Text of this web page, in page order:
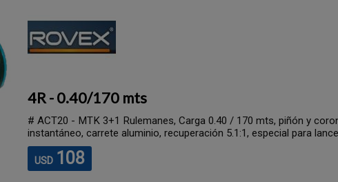
4R - 0.40/170 mts
# ACT20 - MTK 3+1 Rulemanes, Carga 0.40 / 170 mts, piñón y
instantáneo, carrete aluminio, recuperación 5.1:1, especial para
USD108